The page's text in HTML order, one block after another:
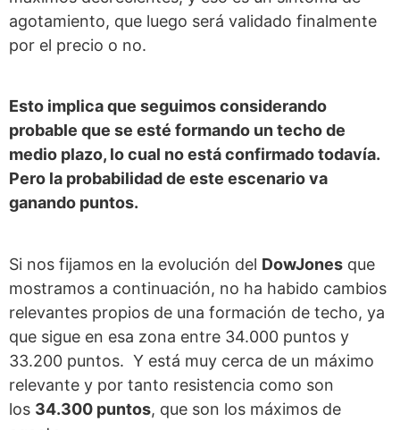
agotamiento, que luego será validado finalmente
por el precio o no.
Esto implica que seguimos considerando
probable que se esté formando un techo de
medio plazo, lo cual no está confirmado todavía.
Pero la probabilidad de este escenario va
ganando puntos.
Si nos fijamos en la evolución del DowJones que
mostramos a continuación, no ha habido cambios
relevantes propios de una formación de techo, ya
que sigue en esa zona entre 34.000 puntos y
33.200 puntos. Y está muy cerca de un máximo
relevante y por tanto resistencia como son
los 34.300 puntos, que son los máximos de